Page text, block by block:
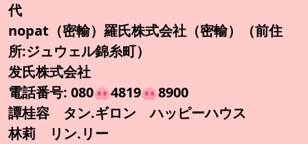
代
nopat（密輸）羅氏株式会社（密輸）（前住
所:ジュウェル錦糸町）
发氏株式会社
電話番号: 080🐽4819🐽8900
譚桂容 タン.ギロン ハッピーハウス
林莉 リン.リー